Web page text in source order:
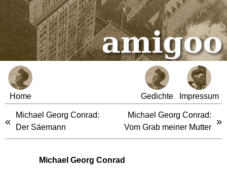
Home Gedichte Impressum
«
Michael Georg Conrad:
Der Säemann
Michael Georg Conrad:
Vom Grab meiner Mutter
»
Michael Georg Conrad